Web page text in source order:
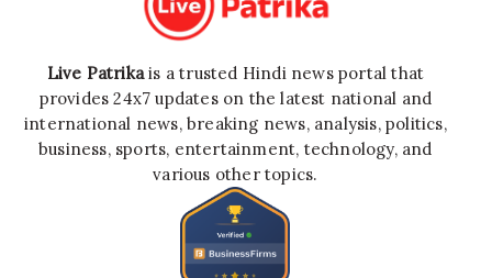
Live Patrikais a trusted Hindi news portal that
provides 24x7 updates on the latest national and
international news, breaking news, analysis, politics,
business, sports, entertainment, technology, and
various other topics.